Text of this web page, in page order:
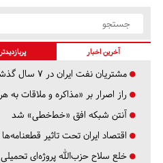
آخرین اخبار
مشتریان نفت ایران در ۷ سال گذشته +فیلم
راز اصرار بر «مذاکره و ملاقات
آنتن شبکه افق «خط‌خطی» شد
اقتصاد ایران تحت تاثیر قطعنامه‌ها
خلع سلاح حزب‌الله پروژه‌ای